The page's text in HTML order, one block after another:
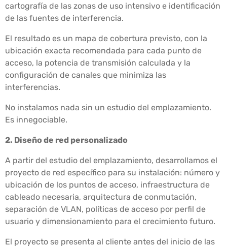
cartografía de las zonas de uso intensivo e identificación
de las fuentes de interferencia.
El resultado es un mapa de cobertura previsto, con la
ubicación exacta recomendada para cada punto de
acceso, la potencia de transmisión calculada y la
configuración de canales que minimiza las
interferencias.
No instalamos nada sin un estudio del emplazamiento.
Es innegociable.
2. Diseño de red personalizado
A partir del estudio del emplazamiento, desarrollamos el
proyecto de red específico para su instalación: número y
ubicación de los puntos de acceso, infraestructura de
cableado necesaria, arquitectura de conmutación,
separación de VLAN, políticas de acceso por perfil de
usuario y dimensionamiento para el crecimiento futuro.
El proyecto se presenta al cliente antes del inicio de las